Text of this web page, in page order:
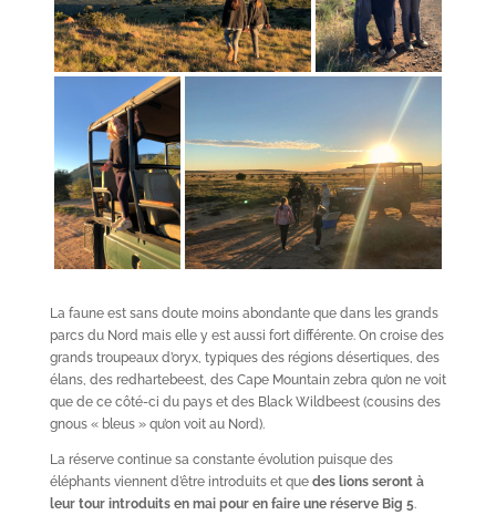
La faune est sans doute moins abondante que dans les grands
parcs du Nord mais elle y est aussi fort différente. On croise des
grands troupeaux d’oryx, typiques des régions désertiques, des
élans, des redhartebeest, des Cape Mountain zebra qu’on ne voit
que de ce côté-ci du pays et des Black Wildbeest (cousins des
gnous « bleus » qu’on voit au Nord).
La réserve continue sa constante évolution puisque des
éléphants viennent d’être introduits et que des lions seront à
leur tour introduits en mai pour en faire une réserve Big 5.